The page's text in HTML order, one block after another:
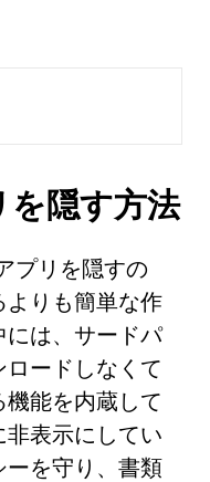
を隠す方法
プリを隠すの
よりも簡単な作
は、サードパ
ードしなくて
能を内蔵して
表示にしてい
ーを守り、書類